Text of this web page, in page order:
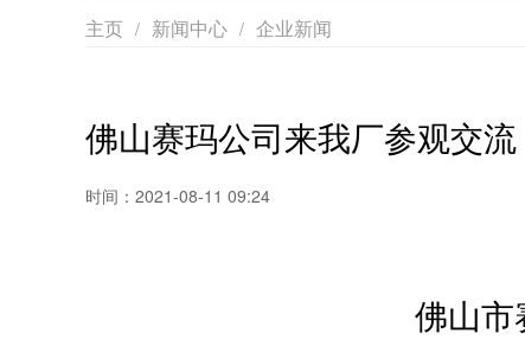
主页 / 新闻中心 / 企业新闻
佛山赛玛公司来我厂参观交流
时间：2021-08-11 09:24
佛山